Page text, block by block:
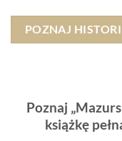
POZNAJ
Poznaj
książkę